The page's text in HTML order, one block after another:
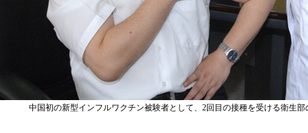
中国初の新型インフルワクチン被験者として、2回目の接種を受ける衛生部